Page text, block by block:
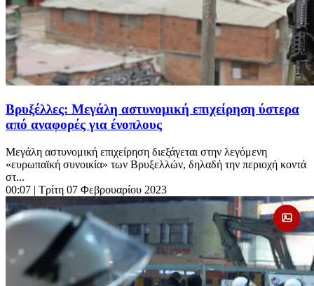
Βρυξέλλες: Μεγάλη αστυνομική επιχείρηση ύστερα
από αναφορές για ένοπλους
Μεγάλη αστυνομική επιχείρηση διεξάγεται στην λεγόμενη
«ευρωπαϊκή συνοικία» των Βρυξελλών, δηλαδή την περιοχή κοντά
στ...
00:07 | Τρίτη 07 Φεβρουαρίου 2023